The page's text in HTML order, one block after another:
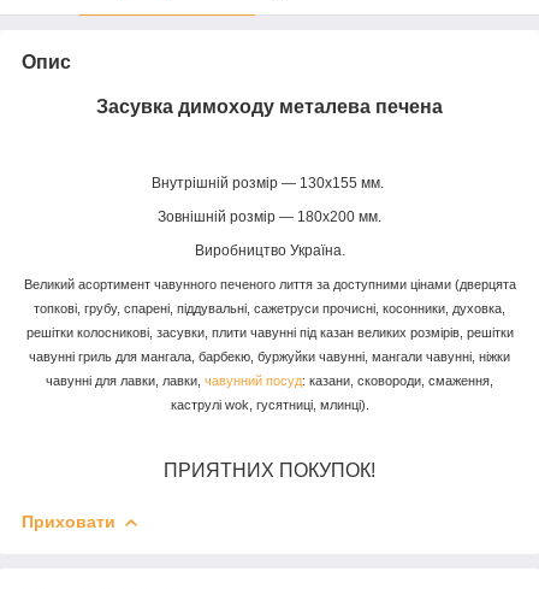
Опис
Засувка димоходу металева печена
Внутрішній розмір — 130х155 мм.
Зовнішній розмір — 180х200 мм.
Виробництво Україна.
Великий асортимент чавунного печеного лиття за доступними цінами (дверцята
топкові, грубу, спарені, піддувальні, сажетруси прочисні, косонники, духовка,
решітки колосникові, засувки, плити чавунні під казан великих розмірів, решітки
чавунні гриль для мангала, барбекю, буржуйки чавунні, мангали чавунні, ніжки
чавунні для лавки, лавки, чавунний посуд: казани, сковороди, смаження,
каструлі wok, гусятниці, млинці).
ПРИЯТНИХ ПОКУПОК!
Приховати